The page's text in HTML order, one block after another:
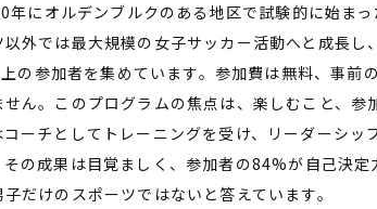
年にオルデンブルクのある地区で試験的に始ま
外では最大規模の女子サッカー活動へと成長
の参加者を集めています。参加費は無料、事前
ん。このプログラムの焦点は、楽しむこと、参
ーチとしてトレーニングを受け、リーダーシッ
の成果は目覚ましく、参加者の84%が自己決
だけのスポーツではないと答えています。